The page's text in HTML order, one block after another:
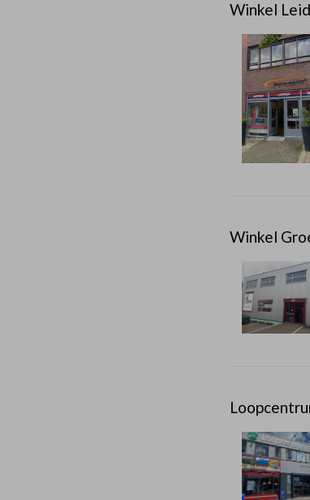
Winkel
Winkel